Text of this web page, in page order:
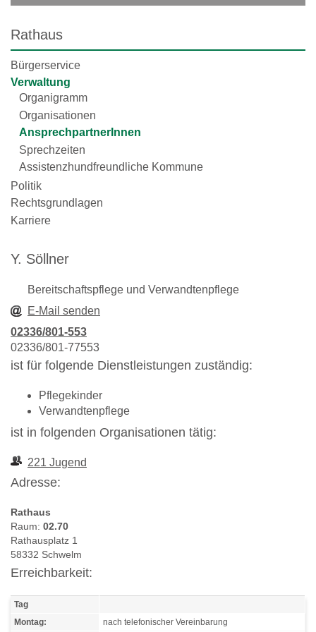
Rathaus
Bürgerservice
Verwaltung
Organigramm
Organisationen
AnsprechpartnerInnen
Sprechzeiten
Assistenzhundfreundliche Kommune
Politik
Rechtsgrundlagen
Karriere
Y. Söllner
Bereitschaftspflege und Verwandtenpflege
E-Mail senden
02336/801-553
02336/801-77553
ist für folgende Dienstleistungen zuständig:
Pflegekinder
Verwandtenpflege
ist in folgenden Organisationen tätig:
221 Jugend
Adresse:
Rathaus
Raum: 02.70
Rathausplatz 1
58332 Schwelm
Erreichbarkeit:
Tag
Montag: nach telefonischer Vereinbarung